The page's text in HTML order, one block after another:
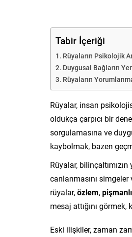
Tabir İçeriği
Rüyaların Psikolojik
Duygusal Bağların
Rüyaların
Rüyalar, insan
oldukça çarpıcı bir
sorgulamasına ve
kaybolmak, bazen
Rüyalar,
canlanmasını
rüyalar,özlem,
mesaj attığını
Eski ilişkiler, zaman